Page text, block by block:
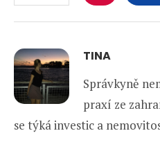
TINA
Správkyně
praxí ze
se týká investic a